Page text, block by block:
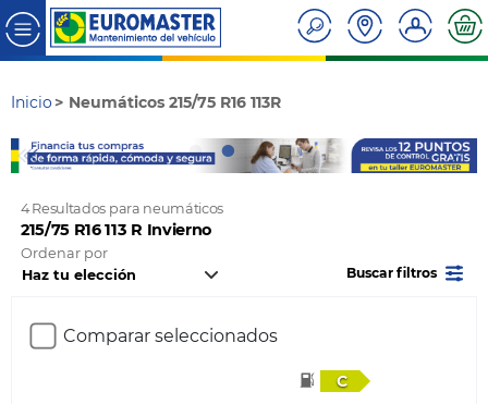
Inicio Neumáticos 215/75 R16 113R
4 Resultados para neumáticos
215/75 R16 113 R Invierno
Ordenar por
Buscar filtros
Comparar seleccionados
C